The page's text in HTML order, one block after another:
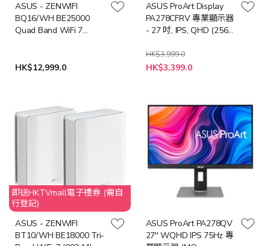
ASUS - ZENWIFI
BQ16/WH BE25000
Quad Band WiFi 7
AZBEQ6V)
HK$12,999.0
ASUS ProArt Display
PA278CFRV 專業顯示器
- 27 吋, IPS, QHD (2560
DisplayHDR 400 and
VESA MediaSync,
HK$3,999.0
特
殊
HK$3,399.0
即送HKTVmall電子禮券 (需自
行登記)
ASUS - ZENWIFI
BT10/WH BE18000 Tri-
ASUS ProArt PA278QV
27'' WQHD IPS 75Hz 專